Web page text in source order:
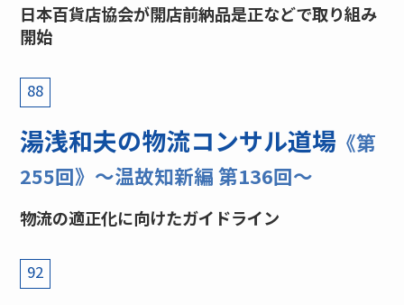
日本百貨店協会が開店前納品是正などで取り組み
開始
88
湯浅和夫の物流コンサル道場 《第
255回》〜温故知新編 第136回〜
物流の適正化に向けたガイドライン
92